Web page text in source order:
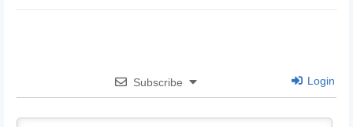
Subscribe Login